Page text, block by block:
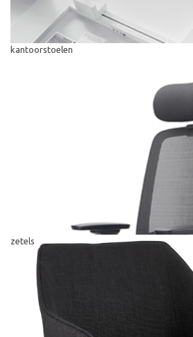
kantoorstoelen
zetels